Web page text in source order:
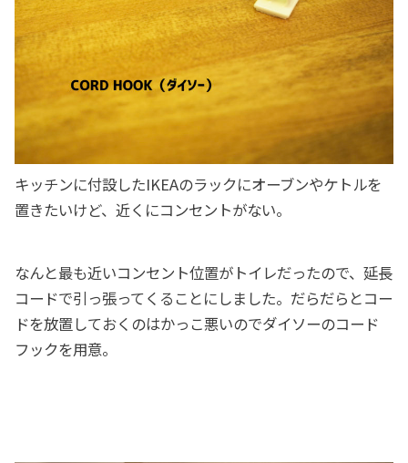
キッチンに付設したIKEAのラックにオーブンやケトルを
置きたいけど、近くにコンセントがない。
なんと最も近いコンセント位置がトイレだったので、延長
コードで引っ張ってくることにしました。だらだらとコー
ドを放置しておくのはかっこ悪いのでダイソーのコード
フックを用意。